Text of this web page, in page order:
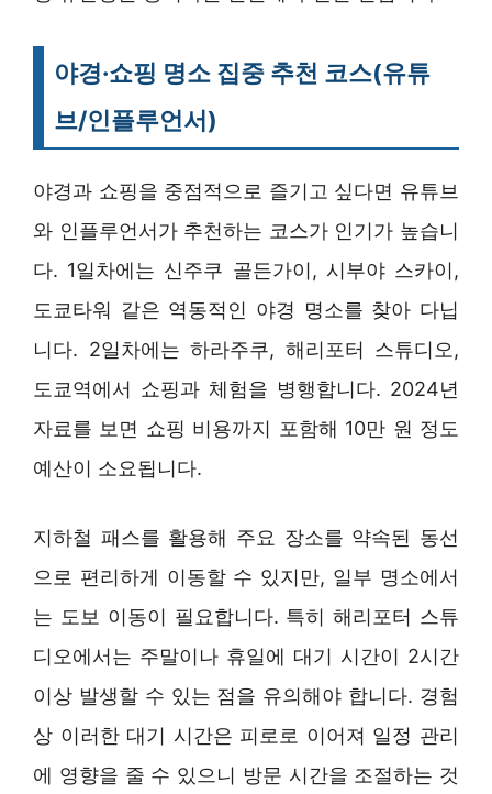
야경·쇼핑 명소 집중 추천 코스(유튜
브/인플루언서)
야경과 쇼핑을 중점적으로 즐기고 싶다면 유튜브
와 인플루언서가 추천하는 코스가 인기가 높습니
다. 1일차에는 신주쿠 골든가이, 시부야 스카이,
도쿄타워 같은 역동적인 야경 명소를 찾아 다닙
니다. 2일차에는 하라주쿠, 해리포터 스튜디오,
도쿄역에서 쇼핑과 체험을 병행합니다. 2024년
자료를 보면 쇼핑 비용까지 포함해 10만 원 정도
예산이 소요됩니다.
지하철 패스를 활용해 주요 장소를 약속된 동선
으로 편리하게 이동할 수 있지만, 일부 명소에서
는 도보 이동이 필요합니다. 특히 해리포터 스튜
디오에서는 주말이나 휴일에 대기 시간이 2시간
이상 발생할 수 있는 점을 유의해야 합니다. 경험
상 이러한 대기 시간은 피로로 이어져 일정 관리
에 영향을 줄 수 있으니 방문 시간을 조절하는 것